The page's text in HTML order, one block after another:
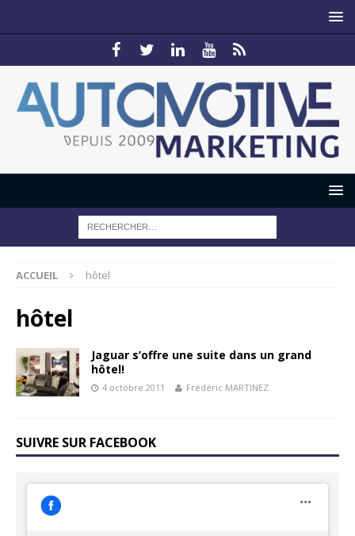
ACCUEIL hôtel
hôtel
Jaguar s’offre une suite dans un grand
hôtel!
4 octobre 2011 Frédéric MARTINEZ
SUIVRE SUR FACEBOOK